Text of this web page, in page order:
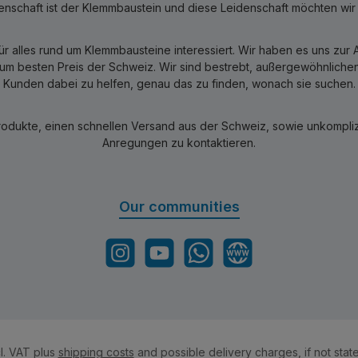
ist der Klemmbaustein und diese Leidenschaft möchten wir
alles rund um Klemmbausteine interessiert. Wir haben es uns
besten Preis der Schweiz. Wir sind bestrebt,
Kunden dabei zu helfen, genau das zu finden, wonach sie suchen.
einen schnellen Versand aus der Schweiz, sowie
Anregungen zu kontaktieren.
Our communities
InstagramYouTube WhatsAppWebsite
VAT plus shipping costs and possible delivery charges, if not